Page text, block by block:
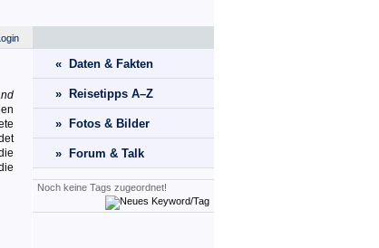
« Daten & Fakten
» Reisetipps A–Z
» Fotos & Bilder
» Forum & Talk
Noch keine Tags zugeordnet!